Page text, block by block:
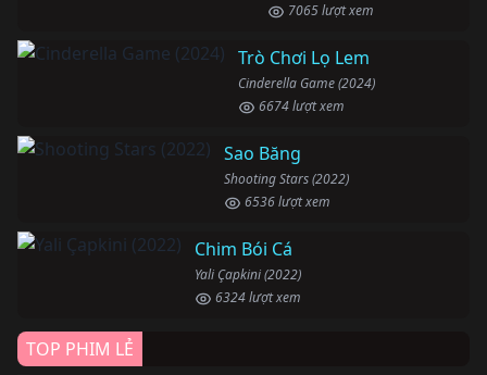
7065 lượt xem
Trò Chơi Lọ Lem
Cinderella Game (2024)
6674 lượt xem
Sao Băng
Shooting Stars (2022)
6536 lượt xem
Chim Bói Cá
Yali Çapkini (2022)
6324 lượt xem
TOP PHIM LẺ